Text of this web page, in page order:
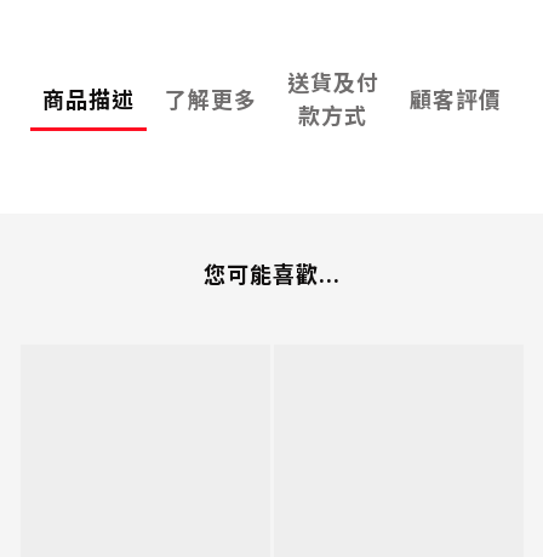
商品描述 了解更多
送貨及付
款方式
顧客評價
您可能喜歡...